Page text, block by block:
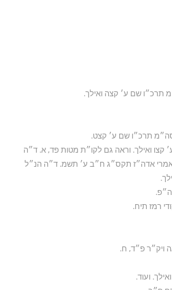
קצו ואילך. וראה גם לקו״ת מטות פד, א. ד״ה
אדה״ז תקס״ג ח״ב ע׳ תשמ. ד״ה הנ״ל